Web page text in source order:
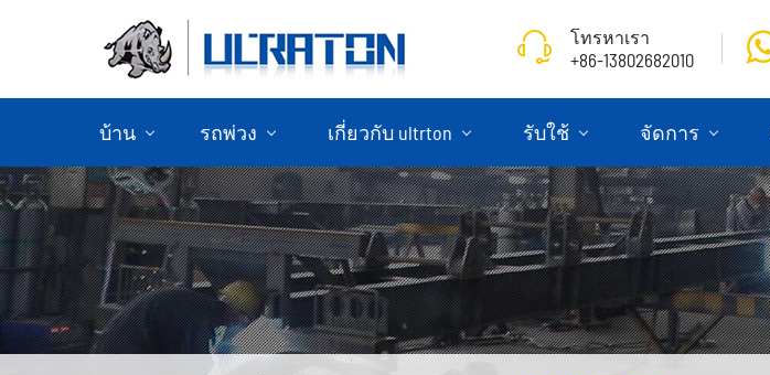
โทรหาเรา
+86-13802682010
บ้าน รถพ่วง
ขายรถพ่วงคอนเทนเนอร์
ขายรถพ่วง
เกี่ยวกับ ultrton รับใช้ จัดการ